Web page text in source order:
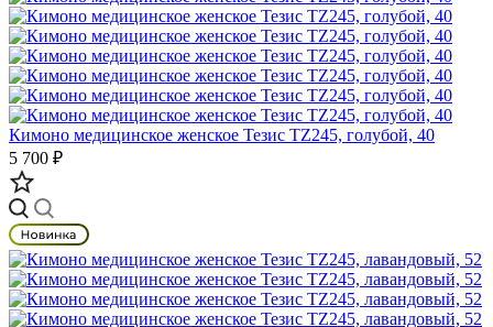
Кимоно медицинское женское Тезис TZ245, голубой, 40
5 700 ₽